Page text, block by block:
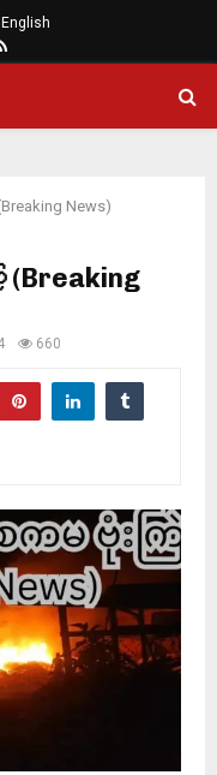
English
Rss
News)
(Breaking
660